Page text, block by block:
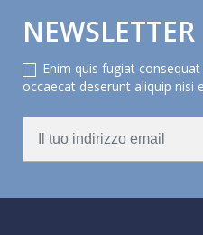
NEWSLETTER
Enim quis fugiat
occaecat deserunt aliquip nisi